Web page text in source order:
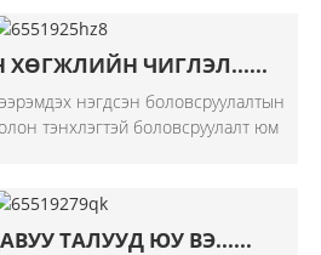
ХӨГЖЛИЙН ЧИГЛЭЛ......
нэгдсэн боловсруулалтын
тэнхлэгтэй боловсруулалт юм
ТАЛУУД ЮУ ВЭ......